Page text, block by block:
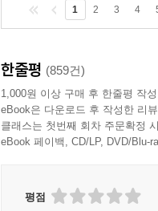
1 2 3 4
한줄평 (859건)
1,000원 이상 구매 후 한줄평 작성
eBook은 다운로드 후 작성한 리
클래스는 첫번째 회차 주문확정
eBook 페이백, CD/LP, DVD/Blu-
평점